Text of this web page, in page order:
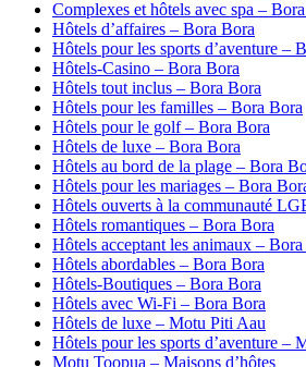
Complexes et hôtels avec spa –
Hôtels d’affaires – Bora Bora
Hôtels pour les sports d’aventure –
Hôtels-Casino – Bora Bora
Hôtels tout inclus – Bora Bora
Hôtels pour les familles – Bora Bora
Hôtels pour le golf – Bora Bora
Hôtels de luxe – Bora Bora
Hôtels au bord de la plage – Bora
Hôtels pour les mariages – Bora
Hôtels ouverts à la communauté
Hôtels romantiques – Bora Bora
Hôtels acceptant les animaux –
Hôtels abordables – Bora Bora
Hôtels-Boutiques – Bora Bora
Hôtels avec Wi-Fi – Bora Bora
Hôtels de luxe – Motu Piti Aau
Hôtels pour les sports d’aventure –
Motu Toopua – Maisons d’hôtes